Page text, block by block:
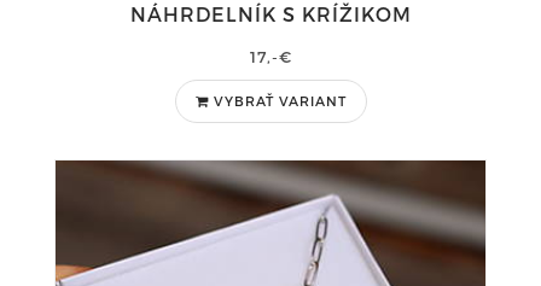
NÁHRDELNÍK S KRÍŽIKOM
17,-€
VYBRAŤ VARIANT